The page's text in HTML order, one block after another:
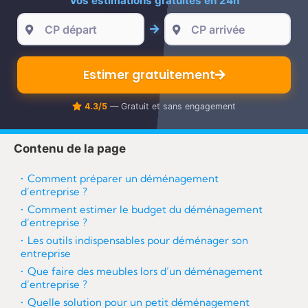
Estimer gratuitement
4.3/5 — Gratuit et sans engagement
Contenu de la page
Comment préparer un déménagement
d’entreprise ?
Comment estimer le budget du déménagement
d’entreprise ?
Les outils indispensables pour déménager son
entreprise
Que faire des meubles lors d’un déménagement
d’entreprise ?
Quelle solution pour un petit déménagement